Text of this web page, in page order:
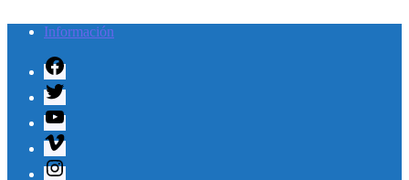
Información
Facebook
Twitter
Youtube
Vimeo
Instagram